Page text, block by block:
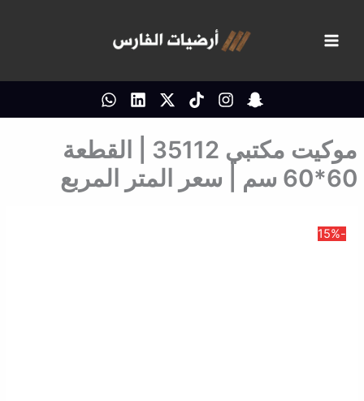
المحتوى
موكيت مكتبي 35112 | القطعة
60*60 سم | سعر المتر المربع
-15%